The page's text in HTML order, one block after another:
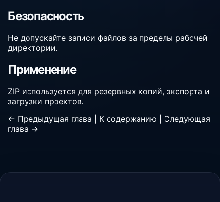
Безопасность
Не допускайте записи файлов за пределы рабочей
директории.
Применение
ZIP используется для резервных копий, экспорта и
загрузки проектов.
← Предыдущая глава
К содержанию
Следующая
глава →